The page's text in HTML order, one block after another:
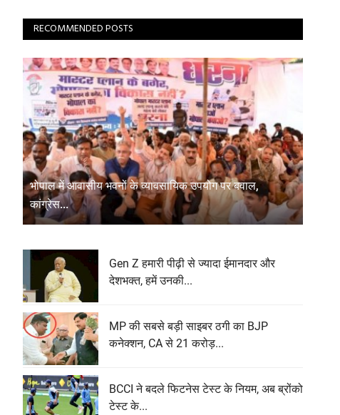
RECOMMENDED POSTS
भोपाल में आवासीय भवनों के व्यावसायिक उपयोग पर बवाल,
कांग्रेस...
Gen Z हमारी पीढ़ी से ज्यादा ईमानदार और
देशभक्त, हमें उनकी...
MP की सबसे बड़ी साइबर ठगी का BJP
कनेक्शन, CA से 21 करोड़...
BCCI ने बदले फिटनेस टेस्ट के नियम, अब ब्रोंको
टेस्ट के...